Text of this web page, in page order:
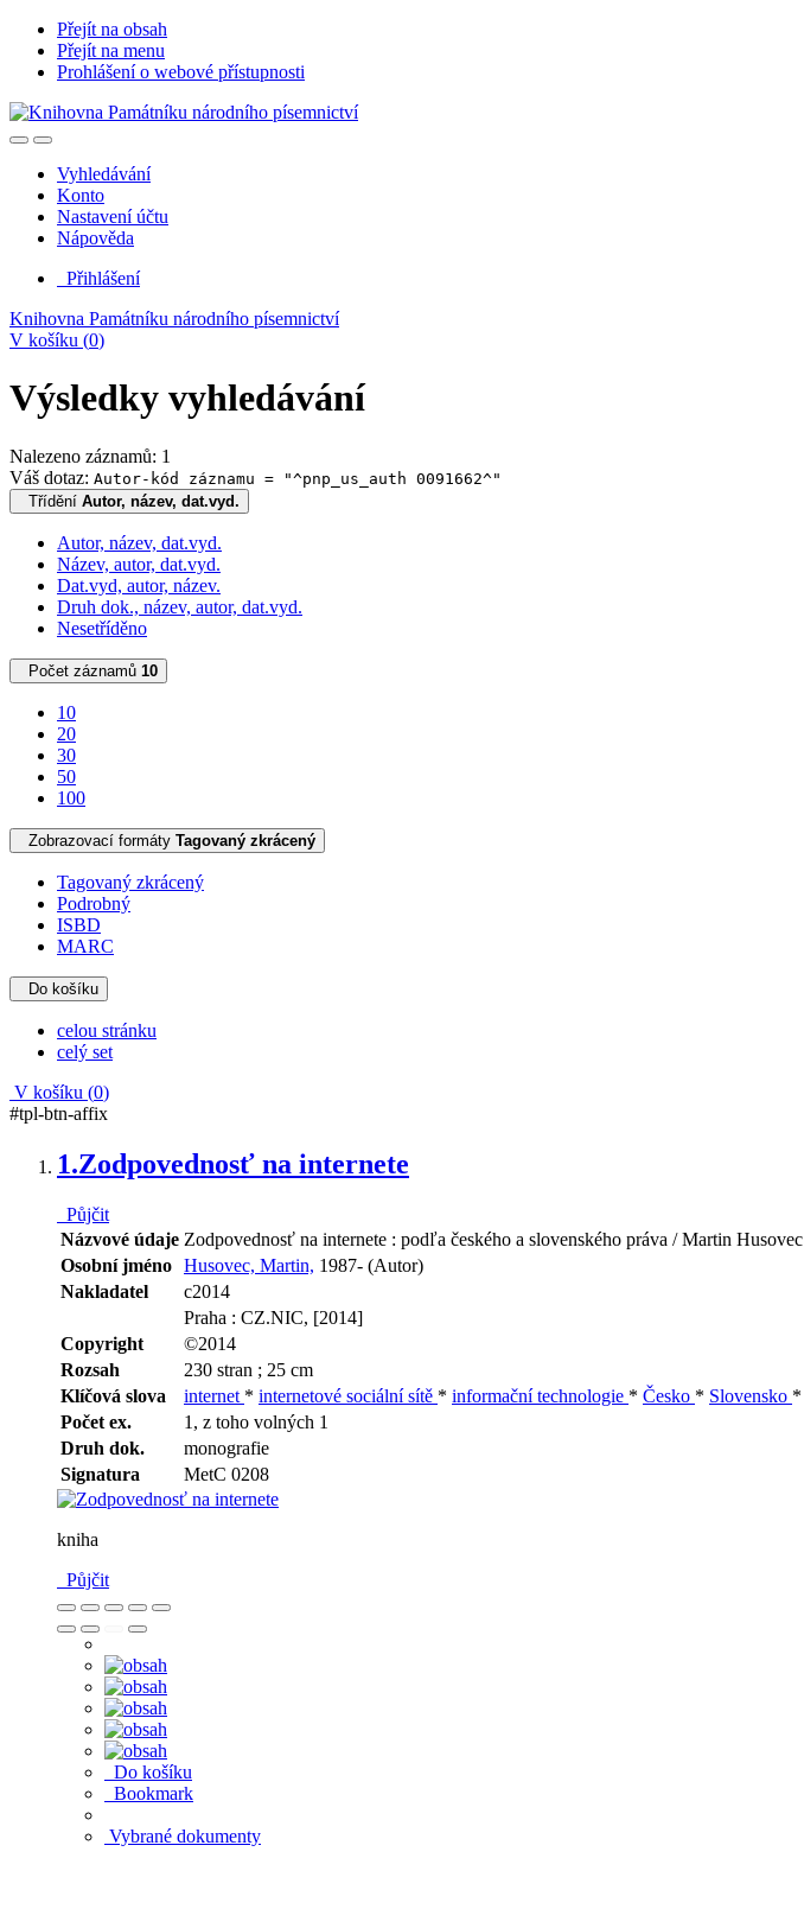
Přejít na obsah
Přejít na menu
Prohlášení o webové přístupnosti
Vyhledávání
Konto
Nastavení účtu
Nápověda
Přihlášení
Knihovna Památníku národního písemnictví
V košíku (0)
Výsledky vyhledávání
Nalezeno záznamů: 1
Váš dotaz: Autor-kód záznamu = "^pnp_us_auth 0091662^"
Třídění Autor, název, dat.vyd.
Autor, název, dat.vyd.
Název, autor, dat.vyd.
Dat.vyd, autor, název.
Druh dok., název, autor, dat.vyd.
Nesetříděno
Počet záznamů 10
10
20
30
50
100
Zobrazovací formáty Tagovaný zkrácený
Tagovaný zkrácený
Podrobný
ISBD
MARC
Do košíku
celou stránku
celý set
V košíku (0)
#tpl-btn-affix
1.Zodpovednosť na internete
Půjčit
Názvové údaje Zodpovednosť na internete : podľa českého a slovenského práva / Martin Husovec
Osobní jméno Husovec, Martin, 1987- (Autor)
Nakladatel
c2014
Praha : CZ.NIC, [2014]
Copyright
©2014
Rozsah
230 stran ; 25 cm
Klíčová slova
internet * internetové sociální sítě * informační technologie * Česko * Slovensko *
Počet ex.
1, z toho volných 1
Druh dok.
monografie
Signatura
MetC 0208
kniha
Půjčit
Do košíku
Bookmark
Vybrané dokumenty